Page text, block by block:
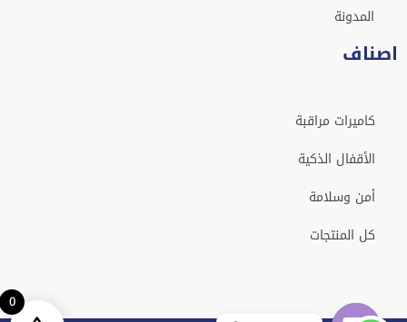
المدونة
اصناف
كاميرات مراقبة
الأقفال الذكية
أمن وسلامة
كل المنتجات
0